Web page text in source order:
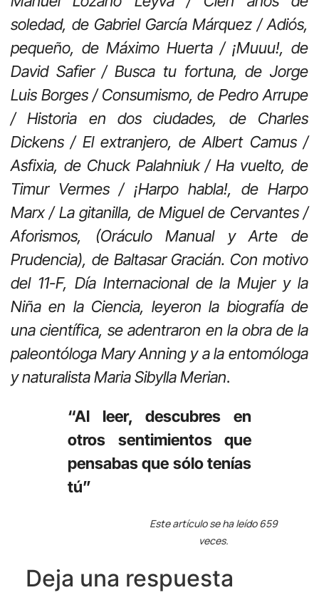
soledad, de Gabriel García Márquez / Adiós,
pequeño, de Máximo Huerta / ¡Muuu!, de
David Safier / Busca tu fortuna, de Jorge
Luis Borges / Consumismo, de Pedro Arrupe
/ Historia en dos ciudades, de Charles
Dickens / El extranjero, de Albert Camus /
Asfixia, de Chuck Palahniuk / Ha vuelto, de
Timur Vermes / ¡Harpo habla!, de Harpo
Marx / La gitanilla, de Miguel de Cervantes /
Aforismos, (Oráculo Manual y Arte de
Prudencia), de Baltasar Gracián. Con motivo
del 11-F, Día Internacional de la Mujer y la
Niña en la Ciencia, leyeron la biografía de
una científica, se adentraron en la obra de la
paleontóloga Mary Anning y a la entomóloga
y naturalista Maria Sibylla Merian.
“Al leer, descubres en
otros sentimientos que
pensabas que sólo tenías
tú”
Este artículo se ha leído 659
veces.
Deja una respuesta